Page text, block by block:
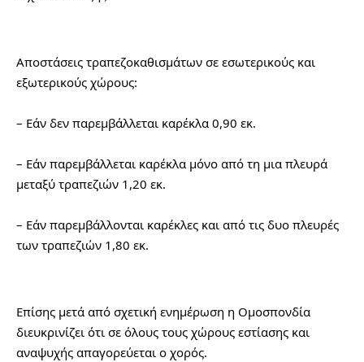
Αποστάσεις τραπεζοκαθισμάτων σε εσωτερικούς και
εξωτερικούς χώρους:
– Εάν δεν παρεμβάλλεται καρέκλα 0,90 εκ.
– Εάν παρεμβάλλεται καρέκλα μόνο από τη μια πλευρά
μεταξύ τραπεζιών 1,20 εκ.
– Εάν παρεμβάλλονται καρέκλες και από τις δυο πλευρές
των τραπεζιών 1,80 εκ.
Επίσης μετά από σχετική ενημέρωση η Ομοσπονδία
διευκρινίζει ότι σε όλους τους χώρους εστίασης και
αναψυχής απαγορεύεται ο χορός.